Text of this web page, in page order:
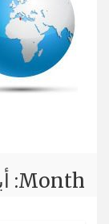
Month: أبريل 2021